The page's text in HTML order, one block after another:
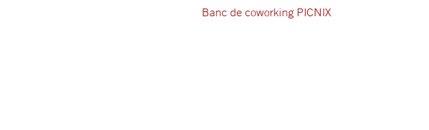
Banc de coworking PICNIX